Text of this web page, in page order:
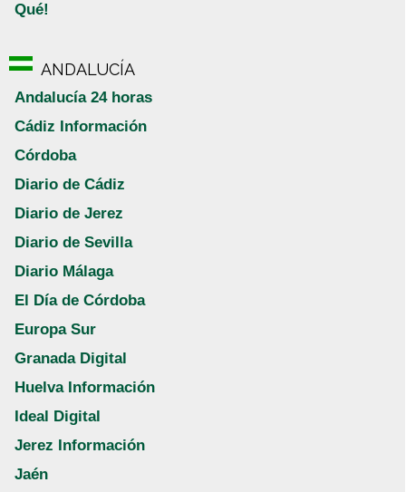
Qué!
ANDALUCÍA
Andalucía 24 horas
Cádiz Información
Córdoba
Diario de Cádiz
Diario de Jerez
Diario de Sevilla
Diario Málaga
El Día de Córdoba
Europa Sur
Granada Digital
Huelva Información
Ideal Digital
Jerez Información
Jaén